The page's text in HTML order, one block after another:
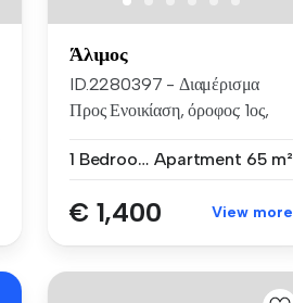
Άλιμος
ID.2280397 - Διαμέρισμα
Προς Ενοικίαση, όροφος: 1ος,
1 Bedroom Apartment 65 m²
€ 1,400 View more